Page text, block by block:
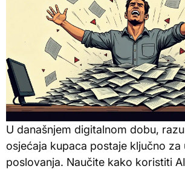
U današnjem digitalnom dobu,
osjećaja kupaca postaje ključno za
poslovanja. Naučite kako koristiti